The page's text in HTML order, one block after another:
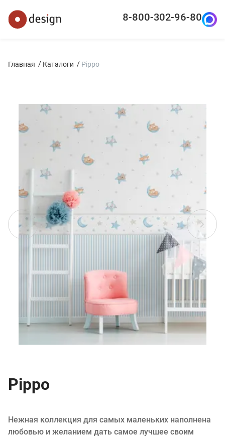
8-800-302-96-80
Главная Каталоги Pippo
Pippo
Нежная коллекция для самых маленьких наполнена
любовью и желанием дать самое лучшее своим